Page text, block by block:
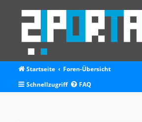
Startseite
Foren-Übersicht
Schnellzugriff
FAQ